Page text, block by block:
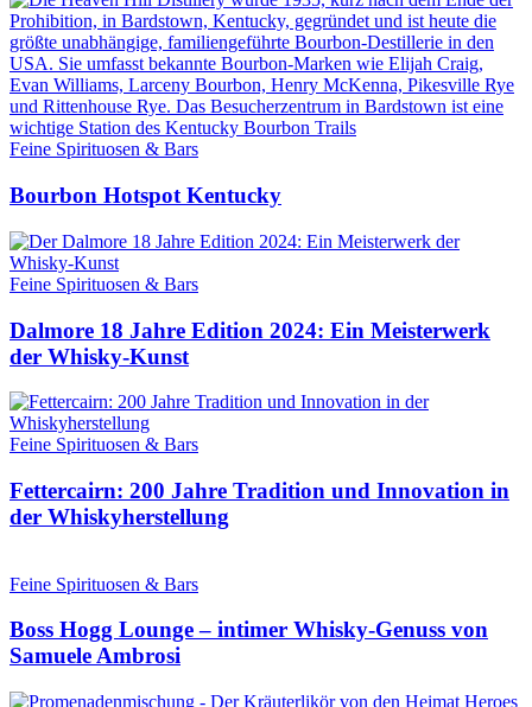
Feine Spirituosen & Bars
Bourbon Hotspot Kentucky
Feine Spirituosen & Bars
Dalmore 18 Jahre Edition 2024: Ein Meisterwerk
der Whisky-Kunst
Feine Spirituosen & Bars
Fettercairn: 200 Jahre Tradition und Innovation in
der Whiskyherstellung
Feine Spirituosen & Bars
Boss Hogg Lounge – intimer Whisky-Genuss von
Samuele Ambrosi